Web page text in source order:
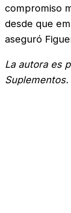
compromiso
desde que
aseguró
La autora es
Suplementos.